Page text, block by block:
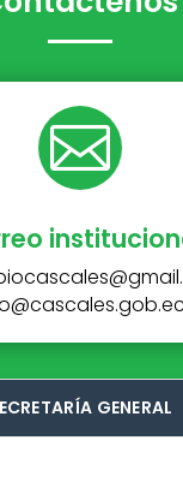

GENERAL